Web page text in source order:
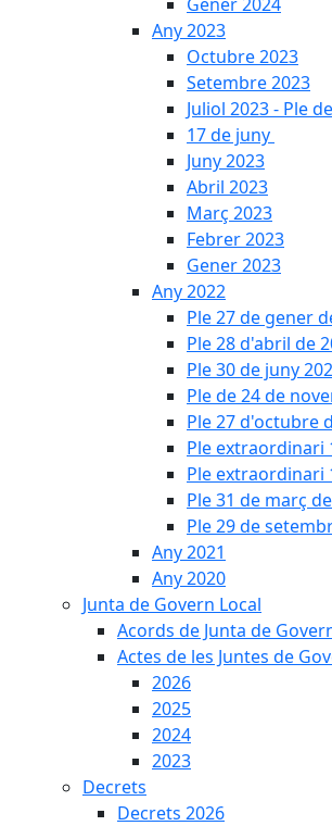
Any 2023
Octubre 2023
Setembre 2023
Juliol 2023 - Ple
17 de juny
Juny 2023
Abril 2023
Març 2023
Febrer 2023
Gener 2023
Any 2022
Ple 27 de gener
Ple 28 d'abril de
Ple 30 de juny
Ple de 24 de
Ple 27 d'octubre
Ple extraordinari
Ple extraordinari
Ple 31 de març
Ple 29 de
Any 2021
Any 2020
Junta de Govern Local
Acords de Junta de
Actes de les Juntes de
2026
2025
2024
2023
Decrets
Decrets 2026